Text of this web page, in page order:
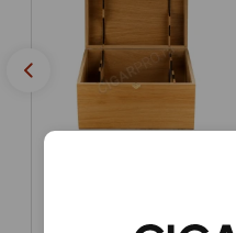
9 500 руб.